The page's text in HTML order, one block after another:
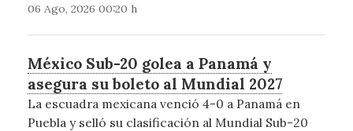
06 Ago, 2026 00:20 h
México Sub-20 golea a Panamá y
asegura su boleto al Mundial 2027
La escuadra mexicana venció 4-0 a Panamá en
Puebla y selló su clasificación al Mundial Sub-20